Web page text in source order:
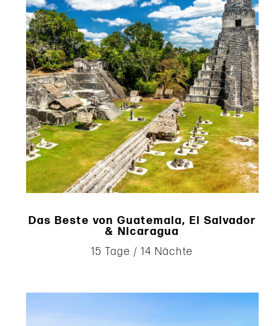
Das Beste von Guatemala, El Salvador
& Nicaragua
15 Tage / 14 Nächte